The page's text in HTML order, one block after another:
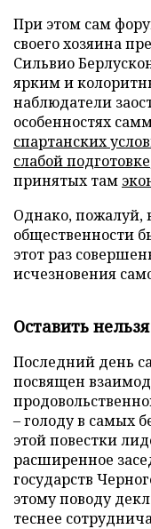
При этом сам
своего хозяина
Сильвио
ярким и
наблюдатели
особенностях
спартанских
слабой подготовке
принятых там
Однако, пожалуй,
общественности
этот раз
исчезновения
Оставить
Последний день
посвящен
– голоду в самых
этой повестки
расширенное
государств
этому поводу
теснее